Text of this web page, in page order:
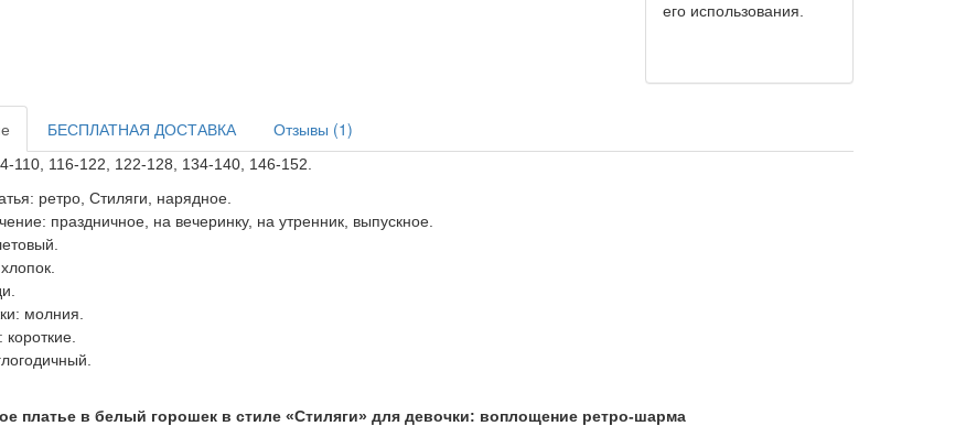
его использования.
БЕСПЛАТНАЯ ДОСТАВКА Отзывы (1)
110, 116-122, 122-128, 134-140, 146-152.
ретро, Стиляги, нарядное.
праздничное, на вечеринку, на утренник, выпускное.
молния.
платье в белый горошек в стиле «Стиляги» для девочки: воплощение ретро-шарма